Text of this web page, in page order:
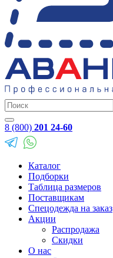
8 (800) 201 24-60
Каталог
Подборки
Таблица размеров
Поставщикам
Спецодежда на заказ
Акции
Распродажа
Скидки
О нас